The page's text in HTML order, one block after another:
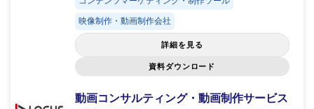
映像制作・動画制作会社
詳細を見る
資料ダウンロード
動画コンサルティング・動画制作サービス